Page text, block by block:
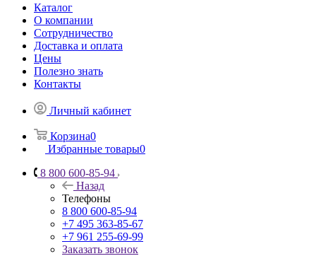
Каталог
О компании
Сотрудничество
Доставка и оплата
Цены
Полезно знать
Контакты
Личный кабинет
Корзина0
Избранные товары0
8 800 600-85-94
Назад
Телефоны
8 800 600-85-94
+7 495 363-85-67
+7 961 255-69-99
Заказать звонок